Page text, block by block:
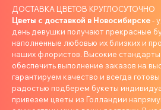
ДОСТАВКА ЦВЕТОВ КРУГЛОСУТОЧНО
Цветы с доставкой в Новосибирске-
день девушки получают прекрасные
наполненные любовью их близких и
наших флористов. Высокие
обеспечить выполнение заказов на
гарантируем качество и всегда
радостью подберем букеты
привезем цветы из Голландии